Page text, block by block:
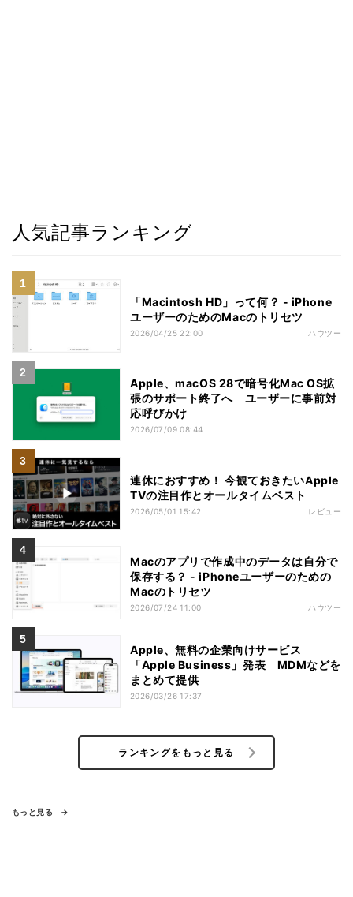
人気記事ランキング
「Macintosh HD」って何？ - iPhone
ユーザーのためのMacのトリセツ
2026/04/25 22:00 ハウツー
Apple、macOS 28で暗号化Mac OS拡
張のサポート終了へ ユーザーに事前対
応呼びかけ
2026/07/09 08:44
連休におすすめ！ 今観ておきたいApple
TVの注目作とオールタイムベスト
2026/05/01 15:42 レビュー
Macのアプリで作成中のデータは自分で
保存する？ - iPhoneユーザーのための
Macのトリセツ
2026/07/24 11:00 ハウツー
Apple、無料の企業向けサービス
「Apple Business」発表 MDMなどを
まとめて提供
2026/03/26 17:37
ランキングをもっと見る
もっと見る